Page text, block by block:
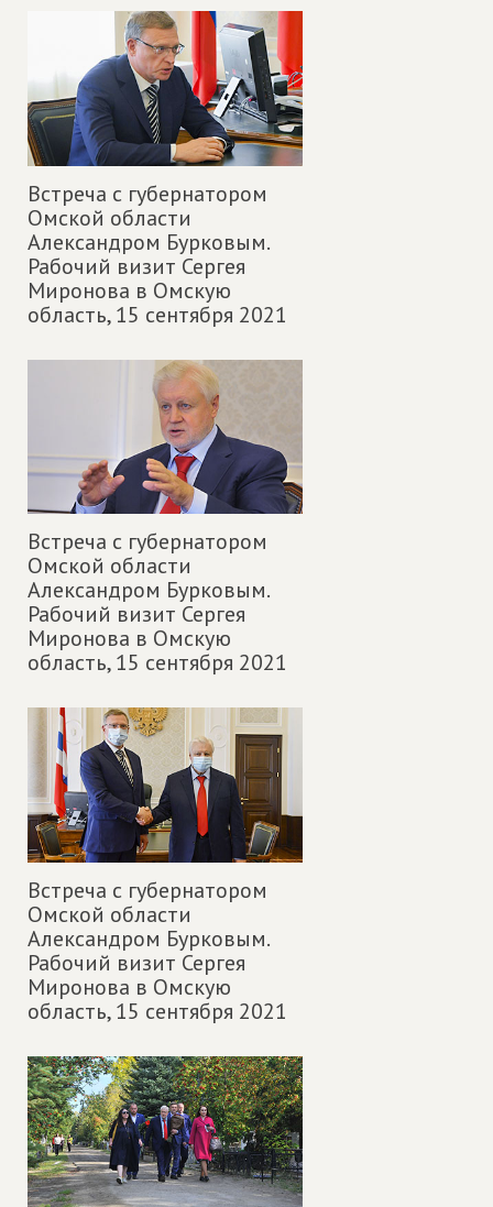
Встреча с губернатором
Омской области
Александром Бурковым.
Рабочий визит Сергея
Миронова в Омскую
область,15 сентября 2021
Встреча с губернатором
Омской области
Александром Бурковым.
Рабочий визит Сергея
Миронова в Омскую
область,15 сентября 2021
Встреча с губернатором
Омской области
Александром Бурковым.
Рабочий визит Сергея
Миронова в Омскую
область,15 сентября 2021